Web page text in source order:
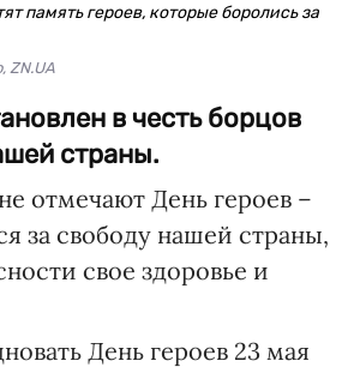
память героев, которые боролись за
ZN.UA
в честь борцов
страны.
отмечают День героев –
за свободу нашей страны,
свое здоровье и
День героев 23 мая